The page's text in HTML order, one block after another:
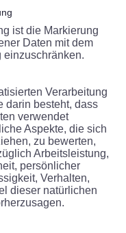
ist die Markierung
Daten mit dem
einzuschränken.
Verarbeitung
darin besteht, dass
verwendet
Aspekte, die sich
zu bewerten,
Arbeitsleistung,
persönlicher
Verhalten,
dieser natürlichen